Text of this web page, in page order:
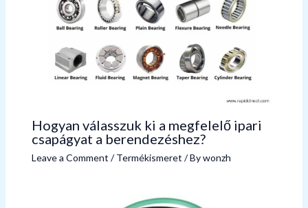
Hogyan válasszuk ki a megfelelő ipari
csapágyat a berendezéshez?
Leave a Comment /Termékismeret / Bywonzh